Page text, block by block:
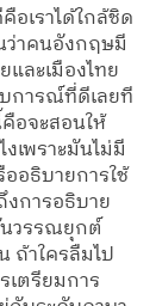
อเราได้ใกล้ชิด
ว่าคนอังกฤษมี
ละเมืองไทย
การณ์ที่ดีเลยที
อจะสอนให้
เพราะมันไม่มี
อธิบายการใช้
งการอธิบาย
นวรรณยุกต์
ถ้าใครลืมไป
เตรียมการ